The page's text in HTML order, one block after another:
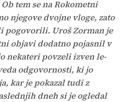
tem se na Rokometni
njegove dvojne vloge, zato
pogovorili. Uroš Zorman je
objavi dodatno pojasnil v
nekateri povzeli izven le-
odgovornosti, ki jo
kar je pokazal tudi z
dneh si je ogledal